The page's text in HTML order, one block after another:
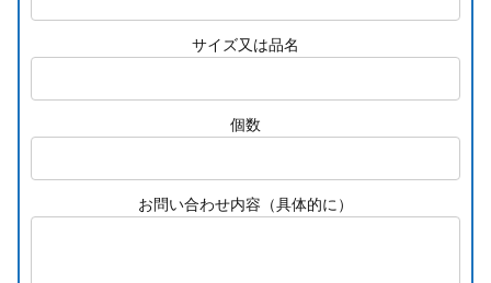
サイズ又は品名
個数
お問い合わせ内容（具体的に）